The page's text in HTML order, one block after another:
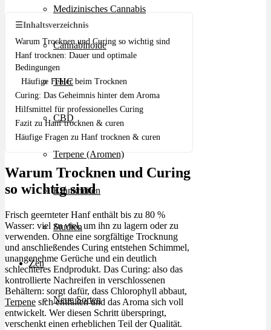
Medizinisches Cannabis
Cannabinoide
THC
CBD
Terpene (Aromen)
Krankheiten
Studien
Zen
Neue Sorten
☰Inhaltsverzeichnis
Warum Trocknen und Curing so wichtig sind
Hanf trocknen: Dauer und optimale
Bedingungen
Häufige Fehler beim Trocknen
Curing: Das Geheimnis hinter dem Aroma
Hilfsmittel für professionelles Curing
Fazit zu Hanf trocknen & curen
Häufige Fragen zu Hanf trocknen & curen
Warum Trocknen und Curing
so wichtig sind
Frisch geernteter Hanf enthält bis zu 80 %
Wasser: viel zu viel, um ihn zu lagern oder zu
verwenden. Ohne eine sorgfältige Trocknung
und anschließendes Curing entstehen Schimmel,
unangenehme Gerüche und ein deutlich
schlechteres Endprodukt. Das Curing: also das
kontrollierte Nachreifen in verschlossenen
Behältern: sorgt dafür, dass Chlorophyll abbaut,
Terpene sich entfalten und das Aroma sich voll
entwickelt. Wer diesen Schritt überspringt,
verschenkt einen erheblichen Teil der Qualität.